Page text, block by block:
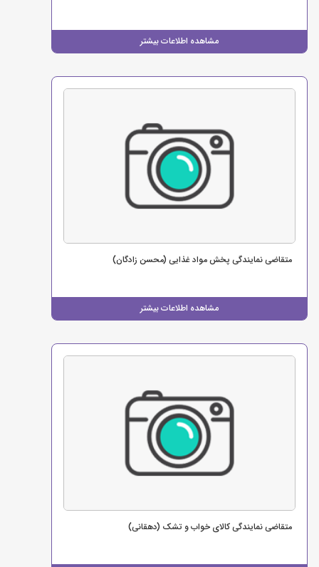
مشاهده اطلاعات بیشتر
مشاهده اطلاعات بیشتر
متقاضی نمایندگی پخش مواد غذایی (محسن زادگان)
متقاضی نمایندگی کالای خواب و تشک (دهقانی)